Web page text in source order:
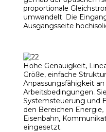
proportionale
umwandelt. Die
Ausgangsseite
Hohe Genauigkeit,
Größe, einfache
Anpassungsfähigkeit
Arbeitsbedingungen.
Systemsteuerung und
den Bereichen
Eisenbahn,
eingesetzt.